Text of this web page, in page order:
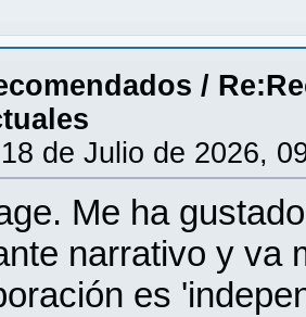
/
18 de Julio de 2026,
Me ha
narrativo y va
es